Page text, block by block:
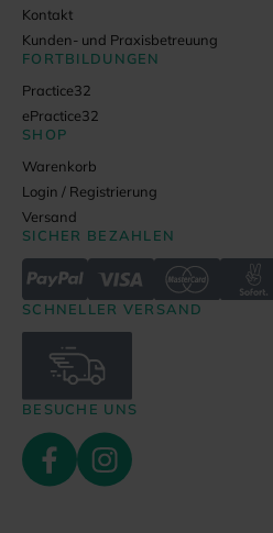
Kontakt
Kunden- und Praxisbetreuung
FORTBILDUNGEN
Practice32
ePractice32
SHOP
Warenkorb
Login / Registrierung
Versand
SICHER BEZAHLEN
SCHNELLER VERSAND
BESUCHE UNS